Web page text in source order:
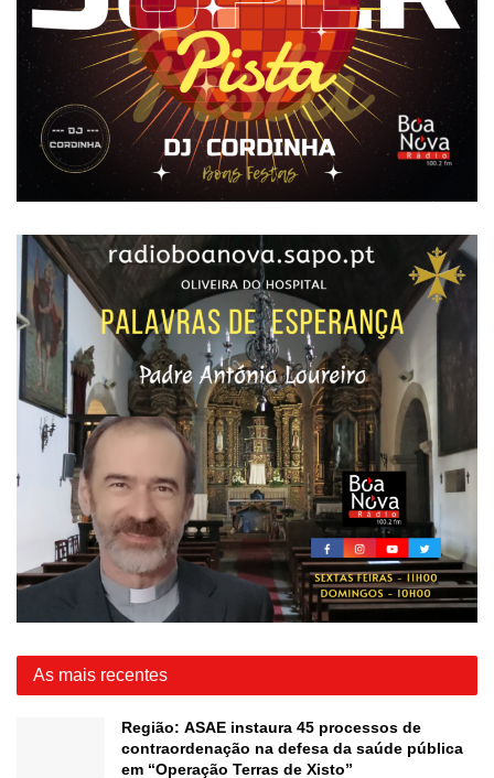
As mais recentes
Região: ASAE instaura 45 processos de
contraordenação na defesa da saúde pública
em “Operação Terras de Xisto”